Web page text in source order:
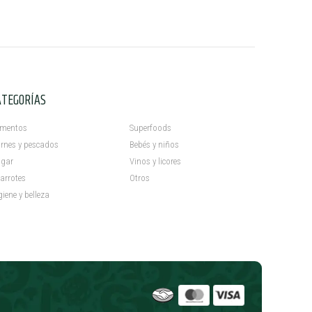
y pescados
y belleza
Superfoods
Bebés y niños
Vinos y licores
Otros